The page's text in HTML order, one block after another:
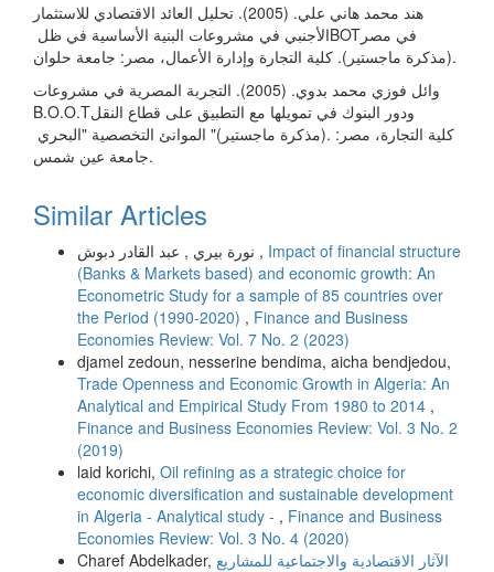
هند محمد هاني علي. (2005). تحليل العائد الاقتصادي للاستثمار
الأجنبي في مشروعات البنية الأساسية في ظل ‏BOT‏ في مصر
(مذكرة ماجستير). كلية التجارة وإدارة الأعمال، مصر: جامعة حلوان.
وائل فوزي محمد بدوي. (2005). التجربة المصرية في مشروعات
البحري ‏‎"‎‏ الموانئ ‏التخصصية ‏‎"‎(مذكرة ماجستير). كلية التجارة، مصر:
جامعة عين شمس.
Similar Articles
نورة بيري , عبد القادر دبوش , Impact of financial structure
(Banks & Markets based) and economic growth: An
Econometric Study for a sample of 85 countries over
the Period (1990-2020) , Finance and Business
Economies Review: Vol. 7 No. 2 (2023)
djamel zedoun, nesserine bendima, aicha bendjedou,
Trade Openness and Economic Growth in Algeria: An
Analytical and Empirical Study From 1980 to 2014 ,
Finance and Business Economies Review: Vol. 3 No. 2
(2019)
laid korichi, Oil refining as a strategic choice for
economic diversification and sustainable development
in Algeria - Analytical study - , Finance and Business
Economies Review: Vol. 3 No. 4 (2020)
Charef Abdelkader, الآثار الاقتصادية والاجتماعية للمشاريع